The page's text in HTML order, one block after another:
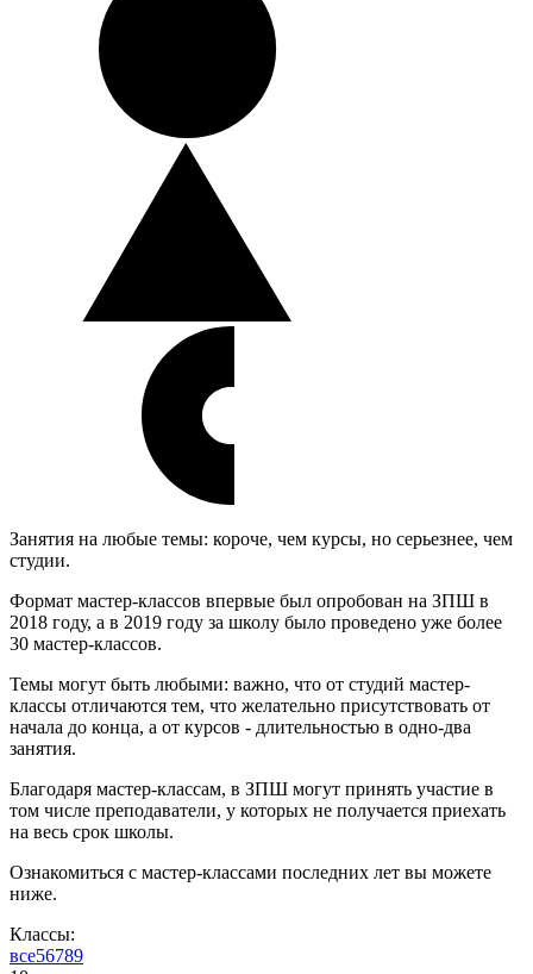
Занятия на любые темы: короче, чем курсы, но серьезнее, чем
студии.
Формат мастер-классов впервые был опробован на ЗПШ в
2018 году, а в 2019 году за школу было проведено уже более
30 мастер-классов.
Темы могут быть любыми: важно, что от студий мастер-
классы отличаются тем, что желательно присутствовать от
начала до конца, а от курсов - длительностью в одно-два
занятия.
Благодаря мастер-классам, в ЗПШ могут принять участие в
том числе преподаватели, у которых не получается приехать
на весь срок школы.
Ознакомиться с мастер-классами последних лет вы можете
ниже.
Классы:
все56789